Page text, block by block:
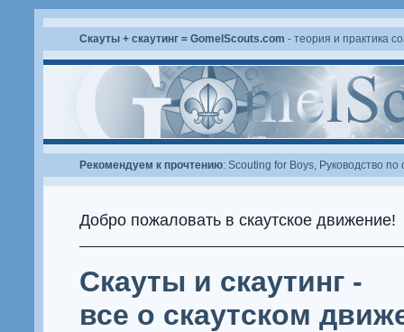
Скауты + скаутинг = GomelScouts.com - теория и практика
Рекомендуем к прочтению: Scouting for Boys, Руководство по
Добро пожаловать в скаутское движение!
Скауты и скаутинг -
все о скаутском